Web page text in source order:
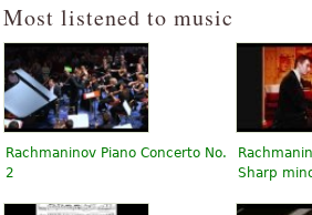
Most listened to music
Rachmaninov Piano Concerto No.
2
Sharp